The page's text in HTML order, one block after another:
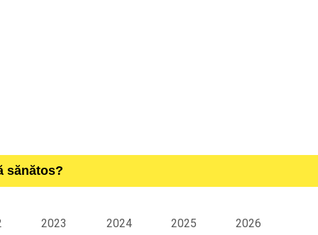
sănătos?
2023 2024 2025 2026